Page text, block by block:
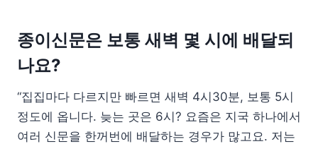
종이신문은 보통 새벽 몇 시에 배달되
나요?
“집집마다 다르지만 빠르면 새벽 4시30분, 보통 5시
정도에 옵니다. 늦는 곳은 6시? 요즘은 지국 하나에서
여러 신문을 한꺼번에 배달하는 경우가 많고요. 저는